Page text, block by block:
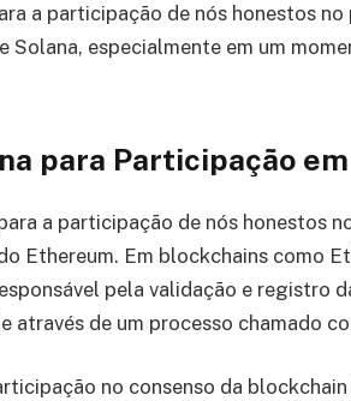
a participação de nós honestos no
Solana, especialmente em um
para Participação
a participação de nós honestos
Ethereum. Em blockchains como
pela validação e registro
através de um processo chamado
no consenso da